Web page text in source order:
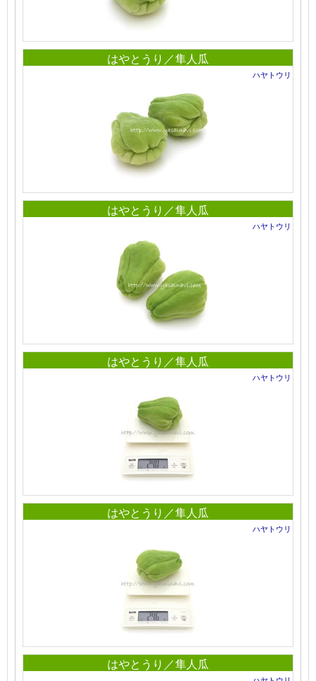
はやとうり／隼人瓜
ハヤトウリ
はやとうり／隼人瓜
ハヤトウリ
はやとうり／隼人瓜
ハヤトウリ
はやとうり／隼人瓜
ハヤトウリ
はやとうり／隼人瓜